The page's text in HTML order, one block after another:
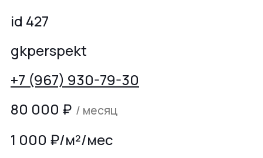
id 427
gkperspekt
+7 (967) 930-79-30
80 000 ₽ / месяц
1 000 ₽/м²/мес